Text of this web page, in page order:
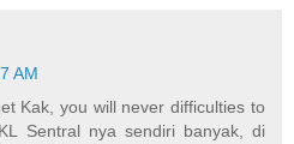
AM
Kak, you will never difficulties to
Sentral nya sendiri banyak, di